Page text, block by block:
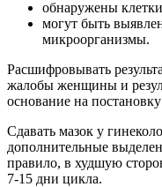
обнаружены
могут быть
микроорганизмы.
Расшифровывать
жалобы женщины и
основание на
Сдавать мазок у
дополнительные
правило, в худшую
7-15 дни цикла.